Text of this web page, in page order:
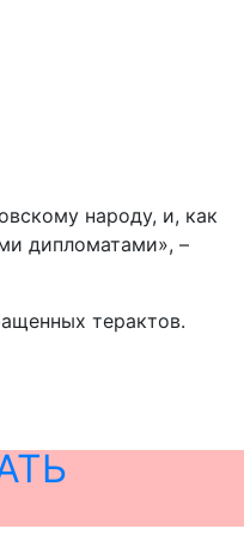
народу, и, как
дипломатами», –
терактов.